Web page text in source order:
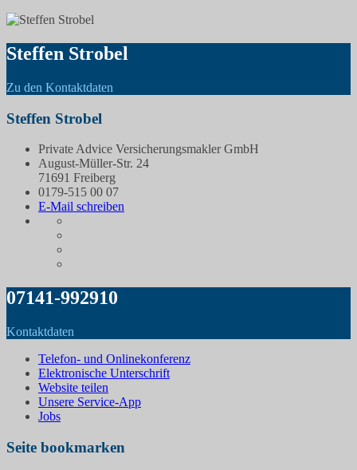
Steffen Strobel
Zu den Kontaktdaten
Steffen Strobel
Private Advice Versicherungsmakler GmbH
August-Müller-Str. 24
71691 Freiberg
0179-515 00 07
E-Mail schreiben
07141-992910
Kontaktdaten
Telefon- und Onlinekonferenz
Elektronische Unterschrift
Website teilen
Unsere Service-App
Jobs
Seite bookmarken